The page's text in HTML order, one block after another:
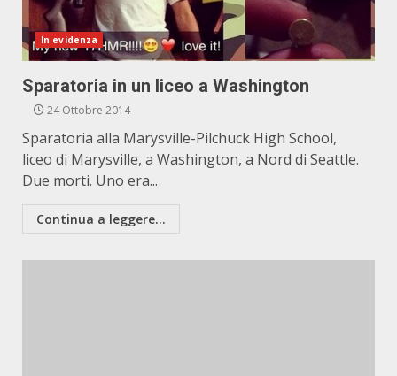
In evidenza
Sparatoria in un liceo a Washington
24 Ottobre 2014
Sparatoria alla Marysville-Pilchuck High School,
liceo di Marysville, a Washington, a Nord di Seattle.
Due morti. Uno era...
Continua a leggere...